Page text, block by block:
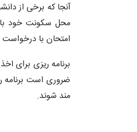
آنجا که برخی از
محل سکونت خود
امتحان با
برنامه ریزی برای
ضروری است برنامه
مند شوند.